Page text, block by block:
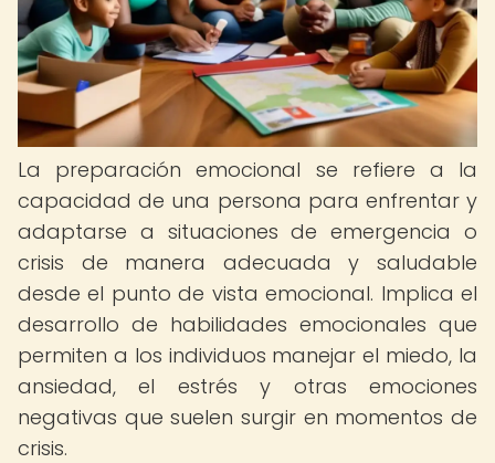
La preparación emocional se refiere a la
capacidad de una persona para enfrentar y
adaptarse a situaciones de emergencia o
crisis de manera adecuada y saludable
desde el punto de vista emocional. Implica el
desarrollo de habilidades emocionales que
permiten a los individuos manejar el miedo, la
ansiedad, el estrés y otras emociones
negativas que suelen surgir en momentos de
crisis.